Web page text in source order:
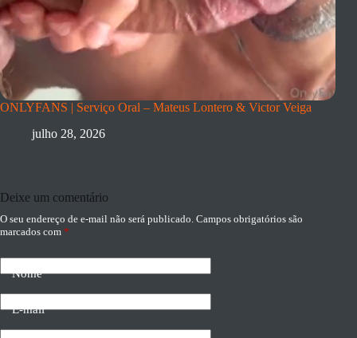
ONLYFANS | Serviço Oral – Mateus Lontero & Victor Veiga
julho 28, 2026
Deixe um comentário
O seu endereço de e-mail não será publicado. Campos obrigatórios são
marcados com *
Nome
E-mail